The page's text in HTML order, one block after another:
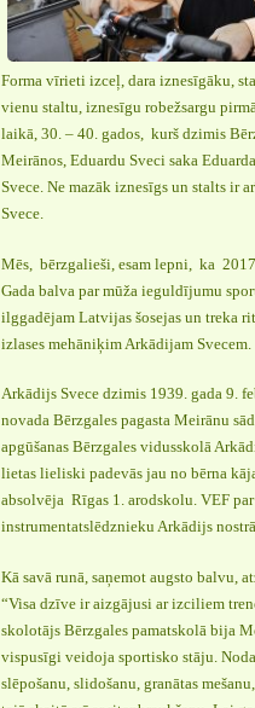
Forma vīrieti izceļ, dara iznesīgāku,
vienu staltu, iznesīgu robežsargu
laikā, 30. – 40. gados, kurš dzimis
Meirānos, Eduardu Sveci saka
Svece. Ne mazāk iznesīgs un stalts ir
Svece.
Mēs, bērzgalieši, esam lepni, ka
Gada balva par mūža ieguldījumu
ilggadējam Latvijas šosejas un treka
izlases mehāniķim Arkādijam Svecem.
Arkādijs Svece dzimis 1939. gada 9.
novada Bērzgales pagasta Meirānu
apgūšanas Bērzgales vidusskolā
lietas lieliski padevās jau no bērna
absolvēja Rīgas 1. arodskolu. VEF par
instrumentatslēdznieku Arkādijs
Kā savā runā, saņemot augsto balvu,
“Visa dzīve ir aizgājusi ar izciliem
skolotājs Bērzgales pamatskolā bija
vispusīgi veidoja sportisko stāju.
slēpošanu, slidošanu, granātas